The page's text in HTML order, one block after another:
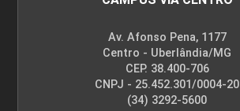
Av. Afonso Pena, 1177
Centro - Uberlândia/MG
CEP. 38.400-706
CNPJ - 25.452.301/0004-20
(34) 3292-5600